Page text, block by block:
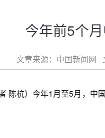
今年前5个
文章来源：中国新闻网
杭）今年1月至5月，中